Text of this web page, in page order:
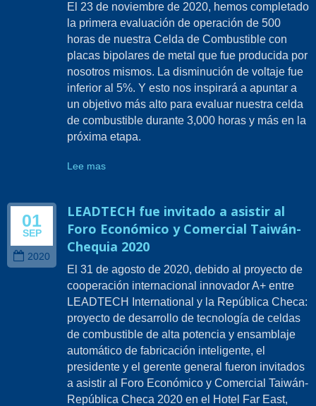
El 23 de noviembre de 2020, hemos completado
la primera evaluación de operación de 500
horas de nuestra Celda de Combustible con
placas bipolares de metal que fue producida por
nosotros mismos. La disminución de voltaje fue
inferior al 5%. Y esto nos inspirará a apuntar a
un objetivo más alto para evaluar nuestra celda
de combustible durante 3,000 horas y más en la
próxima etapa.
Lee mas
01
SEP
2020
LEADTECH fue invitado a asistir al
Foro Económico y Comercial Taiwán-
Chequia 2020
El 31 de agosto de 2020, debido al proyecto de
cooperación internacional innovador A+ entre
LEADTECH International y la República Checa:
proyecto de desarrollo de tecnología de celdas
de combustible de alta potencia y ensamblaje
automático de fabricación inteligente, el
presidente y el gerente general fueron invitados
a asistir al Foro Económico y Comercial Taiwán-
República Checa 2020 en el Hotel Far East,